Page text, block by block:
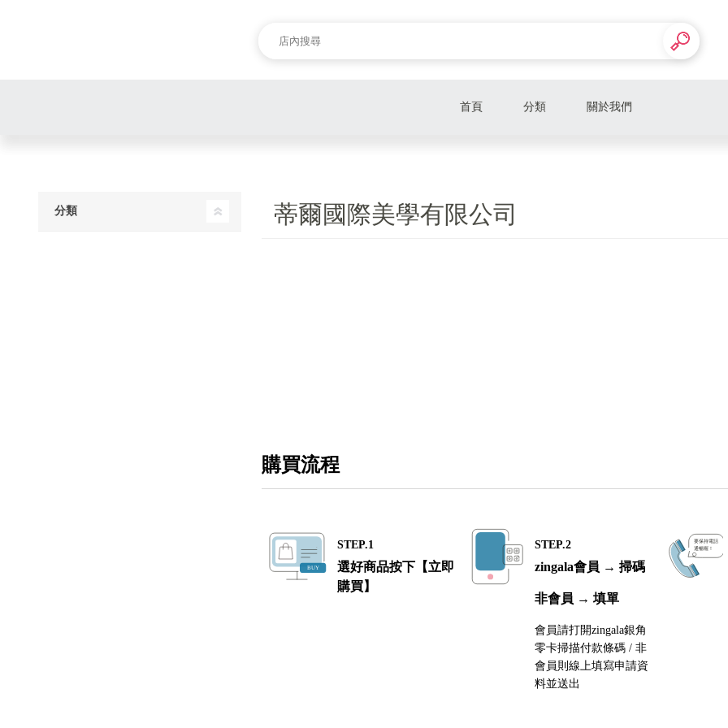
首頁 分類 關於我們
蒂爾國際美學有限公司
購買流程
STEP.1
選好商品按下【立即
購買】
STEP.2
zingala會員 → 掃碼
非會員 → 填單
會員請打開zingala銀角
零卡掃描付款條碼 / 非
會員則線上填寫申請資
料並送出
分類